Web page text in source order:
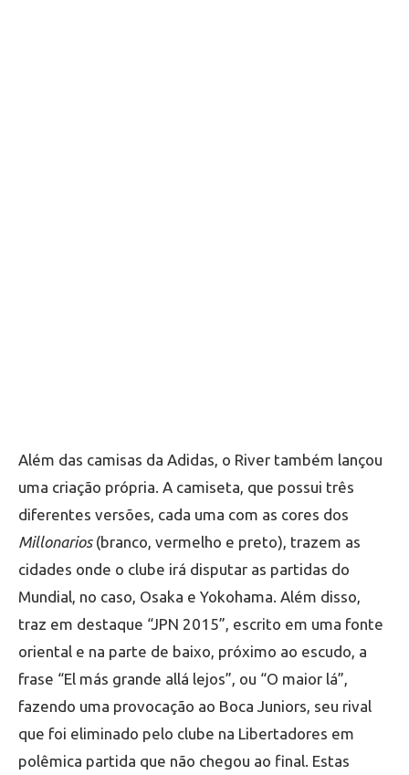
Além das camisas da Adidas, o River também lançou
uma criação própria. A camiseta, que possui três
diferentes versões, cada uma com as cores dos
Millonarios(branco, vermelho e preto), trazem as
cidades onde o clube irá disputar as partidas do
Mundial, no caso, Osaka e Yokohama. Além disso,
traz em destaque “JPN 2015”, escrito em uma fonte
oriental e na parte de baixo, próximo ao escudo, a
frase “El más grande allá lejos”, ou “O maior lá”,
fazendo uma provocação ao Boca Juniors, seu rival
que foi eliminado pelo clube na Libertadores em
polêmica partida que não chegou ao final. Estas